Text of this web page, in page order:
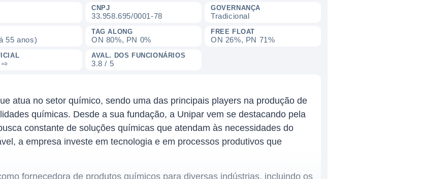
CNPJ
33.958.695/0001-78
GOVERNANÇA
Tradicional
55 anos)
TAG ALONG
ON 80%, PN 0%
FREE FLOAT
ON 26%, PN 71%
⇨
AVAL. DOS FUNCIONÁRIOS
3.8 / 5
atua no setor químico, sendo uma das principais players na produção de
químicas. Desde a sua fundação, a Unipar vem se destacando pela
constante de soluções químicas que atendam às necessidades do
a empresa investe em tecnologia e em processos produtivos que
fornecedora de produtos químicos para diversas indústrias, incluindo os